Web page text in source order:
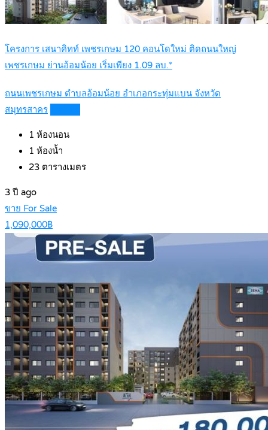
โครงการ เสนาคิทท์ เพชรเกษม 120 คอนโดใหม่ ติดถนนใหญ่
เพชรเกษม ย่านอ้อมน้อย เริ่มเพียง 1.09 ลบ.*
ถนนเพชรเกษม ตำบลอ้อมน้อย อำเภอกระทุ่มแบน จังหวัด
สมุทรสาคร
1 ห้องนอน
1 ห้องน้ำ
23 ตารางเมตร
3 ปี ago
ขาย For Sale
1,090,000฿